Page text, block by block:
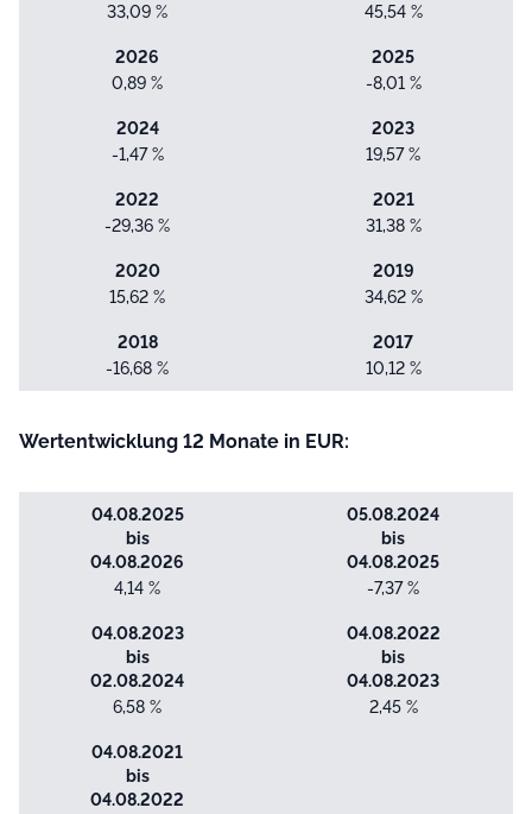
33,09 %
45,54 %
2026
0,89 %
2025
-8,01 %
2024
-1,47 %
2023
19,57 %
2022
-29,36 %
2021
31,38 %
2020
15,62 %
2019
34,62 %
2018
-16,68 %
2017
10,12 %
Wertentwicklung 12 Monate in EUR:
04.08.2025
bis
04.08.2026
4,14 %
05.08.2024
bis
04.08.2025
-7,37 %
04.08.2023
bis
02.08.2024
6,58 %
04.08.2022
bis
04.08.2023
2,45 %
04.08.2021
bis
04.08.2022